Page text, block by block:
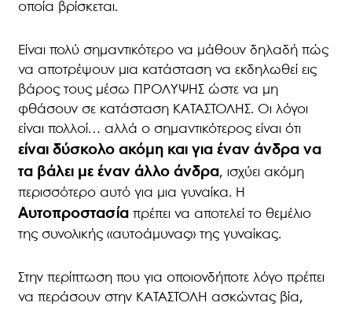
οποία βρίσκεται.
Είναι πολύ σημαντικότερο να μάθουν δηλαδή πώς
να αποτρέψουν μια κατάσταση να εκδηλωθεί εις
βάρος τους μέσω ΠΡΟΛΥΨΗΣ ώστε να μη
φθάσουν σε κατάσταση ΚΑΤΑΣΤΟΛΗΣ. Οι λόγοι
είναι πολλοί… αλλά ο σημαντικότερος είναι ότι
είναι δύσκολο ακόμη και για έναν άνδρα να
τα βάλει με έναν άλλο άνδρα, ισχύει ακόμη
περισσότερο αυτό για μια γυναίκα. Η
Αυτοπροστασία πρέπει να αποτελεί το θεμέλιο
της συνολικής «αυτοάμυνας» της γυναίκας.
Στην περίπτωση που για οποιονδήποτε λόγο πρέπει
να περάσουν στην ΚΑΤΑΣΤΟΛΗ ασκώντας βία,